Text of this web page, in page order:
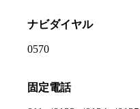
ナビダイヤル
0570
固定電話